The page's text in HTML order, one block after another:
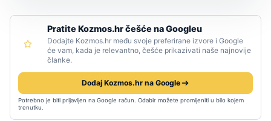
Pratite Kozmos.hr češće na Googleu
Dodajte Kozmos.hr među svoje preferirane izvore i Google
će vam, kada je relevantno, češće prikazivati naše najnovije
članke.
Dodaj Kozmos.hr na Google
Potrebno je biti prijavljen na Google račun. Odabir možete promijeniti u bilo kojem
trenutku.